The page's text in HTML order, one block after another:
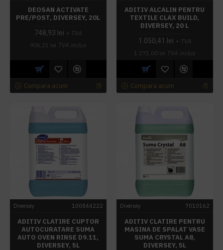
DEOSAN ACTIVATE
PRE/POST, DIVERSEY, 20L
748,93 lei + TVA
906,21 lei TVA inclus
Cumpara acum
ADITIV ALCALIN PENTRU
TEXTILE CLAX BUILD,
DIVERSEY, 20 L
1.050,41 lei + TVA
1.271,00 lei TVA inclus
Cumpara acum
Diversey 100844222
ADITIV CLATIRE CUPTOR
AUTOCURATARE SUMA
AUTO OVEN RINSE D9.11,
DIVERSEY, 5L
Diversey 7010162
ADITIV CLATIRE PENTRU
MASINA DE SPALAT VASE
SUMA CRYSTAL A8,
DIVERSEY, 5L